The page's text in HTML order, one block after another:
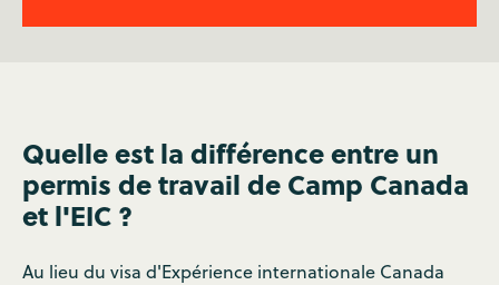
Quelle est la différence entre un
permis de travail de Camp Canada
et l'EIC ?
Au lieu du visa d'Expérience internationale Canada